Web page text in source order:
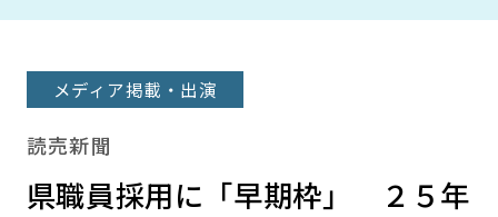
メディア掲載・出演
読売新聞
県職員採用に「早期枠」 ２５年